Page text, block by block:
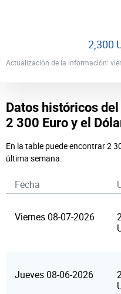
Actualización de la información:
2,300
Datos históricos
2 300 Euro y el
En la table puede encontrar 2
última semana.
Fecha
Viernes 08-07-2026
Jueves 08-06-2026